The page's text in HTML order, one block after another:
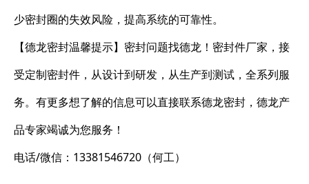
少密封圈的失效风险，提高系统的可靠性。
【德龙密封温馨提示】密封问题找德龙！密封件厂家，接
受定制密封件，从设计到研发，从生产到测试，全系列服
务。有更多想了解的信息可以直接联系德龙密封，德龙产
品专家竭诚为您服务！
电话/微信：13381546720（何工）